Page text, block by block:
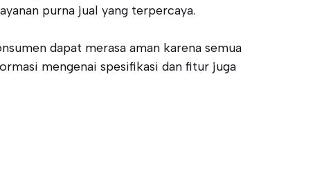
purna jual yang terpercaya.
dapat merasa aman karena semua
mengenai spesifikasi dan fitur juga